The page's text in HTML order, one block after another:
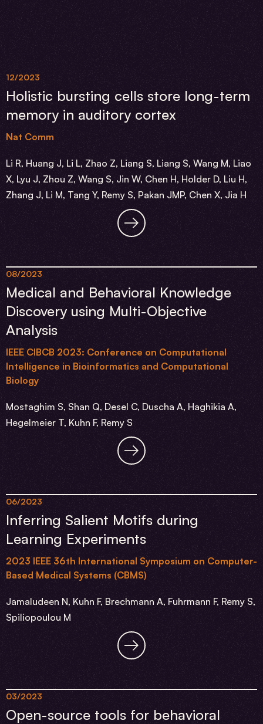
12/2023
Holistic bursting cells store long-term
memory in auditory cortex
Nat Comm
Li R, Huang J, Li L, Zhao Z, Liang S, Liang S, Wang M, Liao
X, Lyu J, Zhou Z, Wang S, Jin W, Chen H, Holder D, Liu H,
Zhang J, Li M, Tang Y, Remy S, Pakan JMP, Chen X, Jia H
08/2023
Medical and Behavioral Knowledge
Discovery using Multi-Objective
Analysis
IEEE CIBCB 2023: Conference on Computational
Intelligence in Bioinformatics and Computational
Biology
Mostaghim S, Shan Q, Desel C, Duscha A, Haghikia A,
Hegelmeier T, Kuhn F, Remy S
06/2023
Inferring Salient Motifs during
Learning Experiments
2023 IEEE 36th International Symposium on Computer-
Based Medical Systems (CBMS)
Jamaludeen N, Kuhn F, Brechmann A, Fuhrmann F, Remy S,
Spiliopoulou M
03/2023
Open-source tools for behavioral